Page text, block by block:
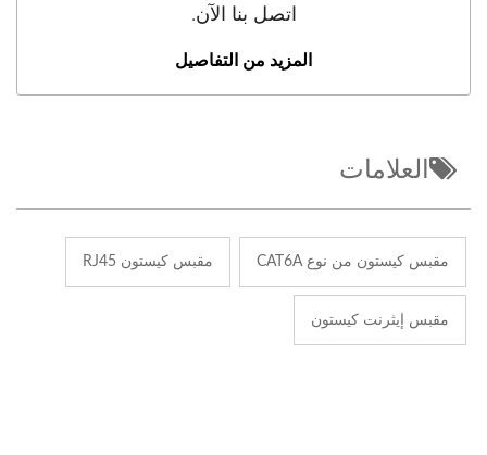
اتصل بنا الآن.
المزيد من التفاصيل
العلامات
مقبس كيستون من نوع CAT6A مقبس كيستون RJ45
مقبس إيثرنت كيستون